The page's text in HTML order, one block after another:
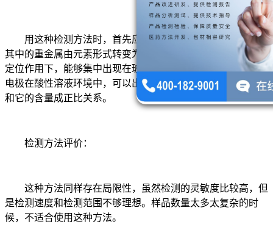
用这种检测方法时，首先应该处理样品。处理样品能够让
其中的重金属由元素形式转变为离子状态。离子在一定的还原
定位作用下，能够集中出现在玻碳汞膜电极上。相对饱和甘汞
电极在酸性溶液环境中，可以出现溶出峰，这个溶出峰的峰高
和它的含量成正比关系。
检测方法评价：
这种方法同样存在局限性，虽然检测的灵敏度比较高，但
是检测速度和检测范围不够理想。样品数量太多太复杂的时
候，不适合使用这种方法。